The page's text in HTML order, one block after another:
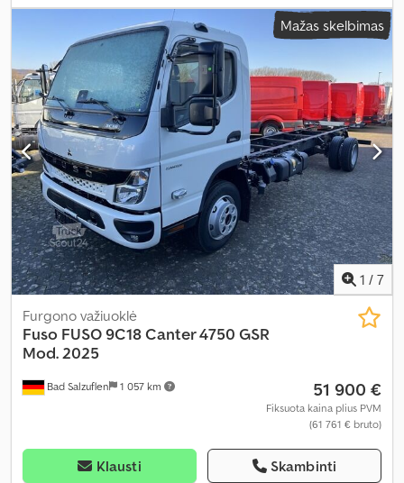
Gamybos metai:2026, Įranga:ABS, centrinis užraktas, elektroninė
stabilumo programa (ESP), oro kondicionavimas, suodžių filtras,
Mažas skelbimas
1 / 7
Bad Salzuflen 1 057 km
Furgono važiuoklė
Fuso FUSO 9C18 Canter 4750 GSR
Mod. 2025
51 900 €
Fiksuota kaina plius PVM
(61 761 € bruto)
Klausti Skambinti